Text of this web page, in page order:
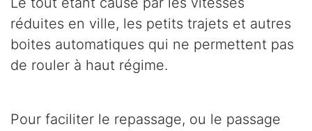
réduites en ville, les petits trajets et autres
boites automatiques qui ne permettent pas
de rouler à haut régime.
Pour faciliter le repassage, ou le passage